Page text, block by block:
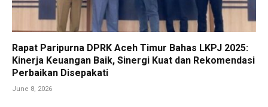
Rapat Paripurna DPRK Aceh Timur Bahas LKPJ 2025:
Kinerja Keuangan Baik, Sinergi Kuat dan Rekomendasi
Perbaikan Disepakati
June 8, 2026